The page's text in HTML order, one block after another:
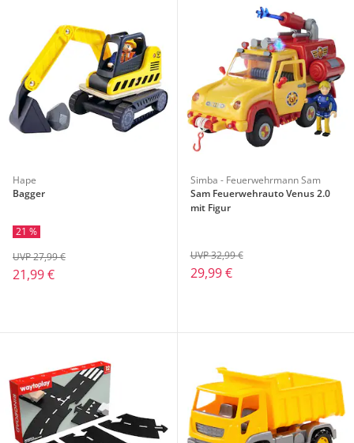
Hape
Bagger
21 %
21,99 €
UVP 27,99 €
Simba - Feuerwehrmann Sam
Sam Feuerwehrauto Venus 2.0
mit Figur
29,99 €
UVP 32,99 €